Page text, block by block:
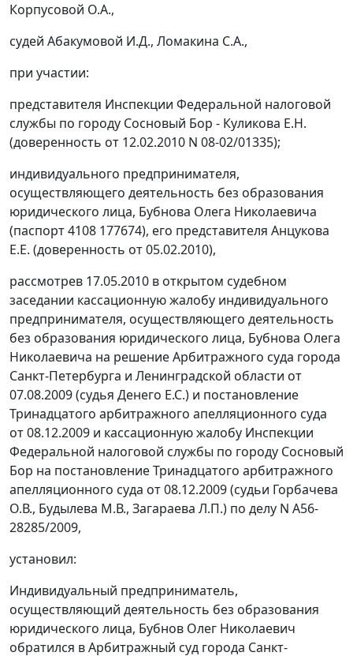
Корпусовой О.А.,
судей Абакумовой И.Д., Ломакина С.А.,
при участии:
представителя Инспекции Федеральной налоговой
службы по городу Сосновый Бор - Куликова Е.Н.
(доверенность от 12.02.2010 N 08-02/01335);
индивидуального предпринимателя,
осуществляющего деятельность без образования
юридического лица, Бубнова Олега Николаевича
(паспорт 4108 177674), его представителя Анцукова
Е.Е. (доверенность от 05.02.2010),
рассмотрев 17.05.2010 в открытом судебном
заседании кассационную жалобу индивидуального
предпринимателя, осуществляющего деятельность
без образования юридического лица, Бубнова Олега
Николаевича на решение Арбитражного суда города
Санкт-Петербурга и Ленинградской области от
07.08.2009 (судья Денего Е.С.) и постановление
Тринадцатого арбитражного апелляционного суда
от 08.12.2009 и кассационную жалобу Инспекции
Федеральной налоговой службы по городу Сосновый
Бор на постановление Тринадцатого арбитражного
апелляционного суда от 08.12.2009 (судьи Горбачева
О.В., Будылева М.В., Загараева Л.П.) по делу N А56-
28285/2009,
установил:
Индивидуальный предприниматель,
осуществляющий деятельность без образования
юридического лица, Бубнов Олег Николаевич
обратился в Арбитражный суд города Санкт-